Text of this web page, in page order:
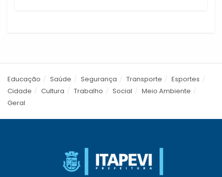
Educação Saúde Segurança Transporte
Esportes
Cidade
Cultura Trabalho Social
Meio Ambiente
Geral